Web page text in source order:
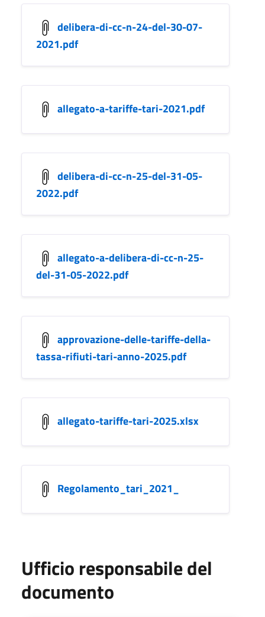
delibera-di-cc-n-24-del-30-07-
2021.pdf
allegato-a-tariffe-tari-2021.pdf
delibera-di-cc-n-25-del-31-05-
2022.pdf
allegato-a-delibera-di-cc-n-25-
del-31-05-2022.pdf
approvazione-delle-tariffe-della-
tassa-rifiuti-tari-anno-2025.pdf
allegato-tariffe-tari-2025.xlsx
Regolamento_tari_2021_
Ufficio responsabile del
documento